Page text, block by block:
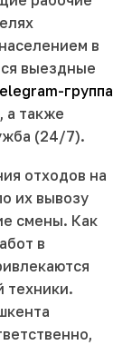
в
выездные
группа
а также
(24/7).
отходов на
их вывозу
смены. Как
в
техники.